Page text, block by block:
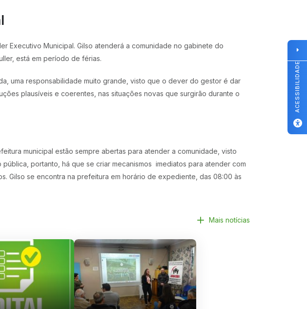
Executivo Municipal. Gilso atenderá a comunidade no gabinete do
está em período de férias.
uma responsabilidade muito grande, visto que o dever do gestor é dar
plausíveis e coerentes, nas situações novas que surgirão durante o
municipal estão sempre abertas para atender a comunidade, visto
portanto, há que se criar mecanismos imediatos para atender com
Gilso se encontra na prefeitura em horário de expediente, das 08:00 às
Mais notícias
ACESSIBILIDADE